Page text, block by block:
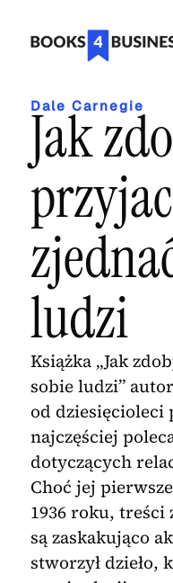
Dale Carnegie
Jak
ludzi
Książka „Jak
sobie ludzi”
od dziesięcioleci
najczęściej
dotyczących
Choć jej
1936 roku, treści
są zaskakująco
stworzył dzieło,